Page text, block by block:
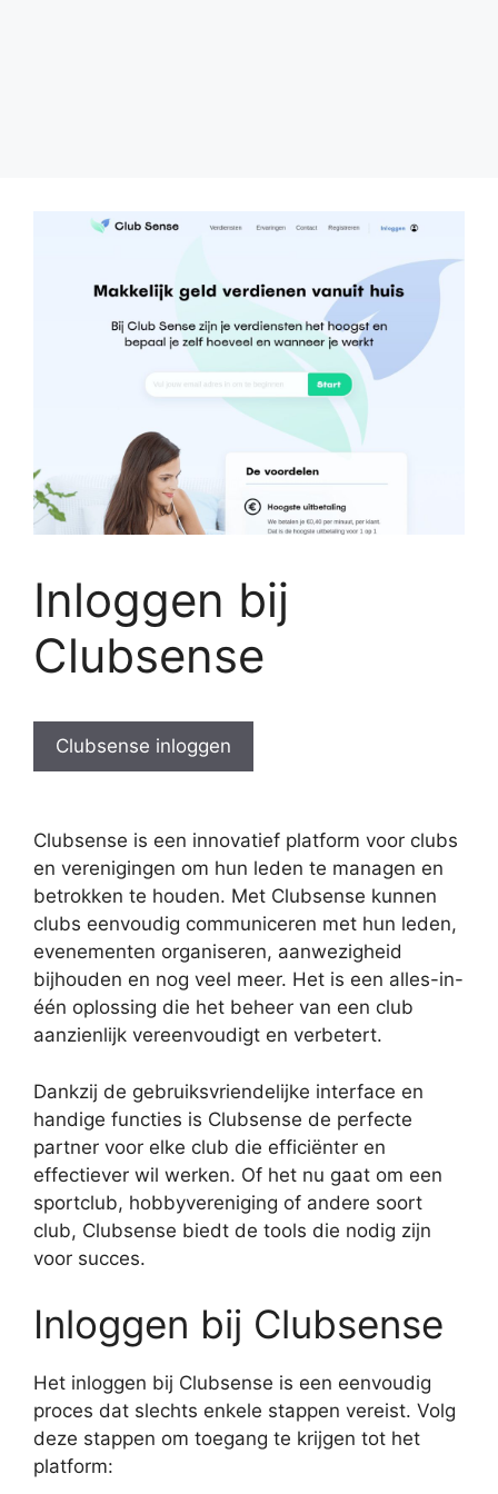
Inloggen bij
Clubsense
Clubsense inloggen
Clubsense is een innovatief platform voor clubs
en verenigingen om hun leden te managen en
betrokken te houden. Met Clubsense kunnen
clubs eenvoudig communiceren met hun leden,
evenementen organiseren, aanwezigheid
bijhouden en nog veel meer. Het is een alles-in-
één oplossing die het beheer van een club
aanzienlijk vereenvoudigt en verbetert.
Dankzij de gebruiksvriendelijke interface en
handige functies is Clubsense de perfecte
partner voor elke club die efficiënter en
effectiever wil werken. Of het nu gaat om een
sportclub, hobbyvereniging of andere soort
club, Clubsense biedt de tools die nodig zijn
voor succes.
Inloggen bij Clubsense
Het inloggen bij Clubsense is een eenvoudig
proces dat slechts enkele stappen vereist. Volg
deze stappen om toegang te krijgen tot het
platform: